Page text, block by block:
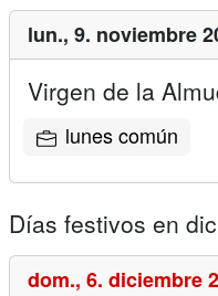
lun., 9. noviembre
Virgen de la
lunes común
Días festivos en
dom., 6. diciembre